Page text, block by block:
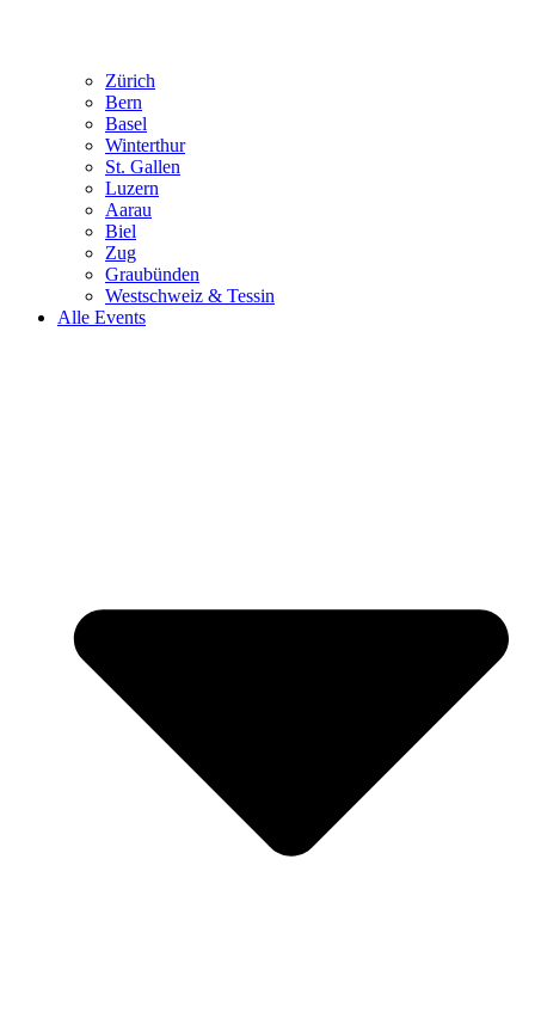
Zürich
Bern
Basel
Winterthur
St. Gallen
Luzern
Aarau
Biel
Zug
Graubünden
Westschweiz & Tessin
Alle Events